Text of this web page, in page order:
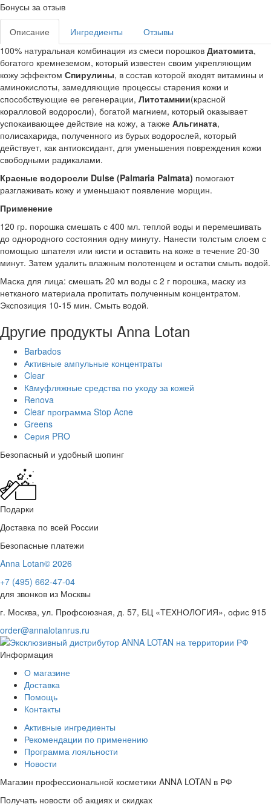
Бонусы за отзыв
Описание Ингредиенты
Отзывы
100% натуральная комбинация из смеси порошков Диатомита,
богатого кремнеземом, который известен своим укрепляющим
кожу эффектом Спирулины, в состав которой входят витамины и
аминокислоты, замедляющие процессы старения кожи и
способствующие ее регенерации, Литотамнии(красной
коралловой водоросли), богатой магнием, который оказывает
успокаивающее действие на кожу, а также Альгината,
полисахарида, полученного из бурых водорослей, который
действует, как антиоксидант, для уменьшения повреждения кожи
свободными радикалами.
Красные водоросли Dulse (Palmaria Palmata) помогают
разглаживать кожу и уменьшают появление морщин.
Применение
120 гр. порошка смешать с 400 мл. теплой воды и перемешивать
до однородного состояния одну минуту. Нанести толстым слоем с
помощью шпателя или кисти и оставить на коже в течение 20-30
минут. Затем удалить влажным полотенцем и остатки смыть водой.
Маска для лица: смешать 20 мл воды с 2 г порошка, маску из
нетканого материала пропитать полученным концентратом.
Экспозиция 10-15 мин. Смыть водой.
Другие продукты Anna Lotan
Barbados
Активные ампульные концентраты
Clear
Кaмуфляжные средства по уходу за кожей
Renova
Clear программа Stop Acne
Greens
Серия PRO
Безопасный и удобный шопинг
Подарки
Доставка по всей России
Безопасные платежи
Anna Lotan© 2026
+7 (495) 662-47-04
для звонков из Москвы
г. Москва, ул. Профсоюзная, д. 57, БЦ «ТЕХНОЛОГИЯ», офис 915
order@annalotanrus.ru
Информация
О магазине
Доставка
Помощь
Контакты
Активные ингредиенты
Рекомендации по применению
Программа лояльности
Новости
Магазин профессиональной косметики ANNA LOTAN в РФ
Получать новости об акциях и скидках